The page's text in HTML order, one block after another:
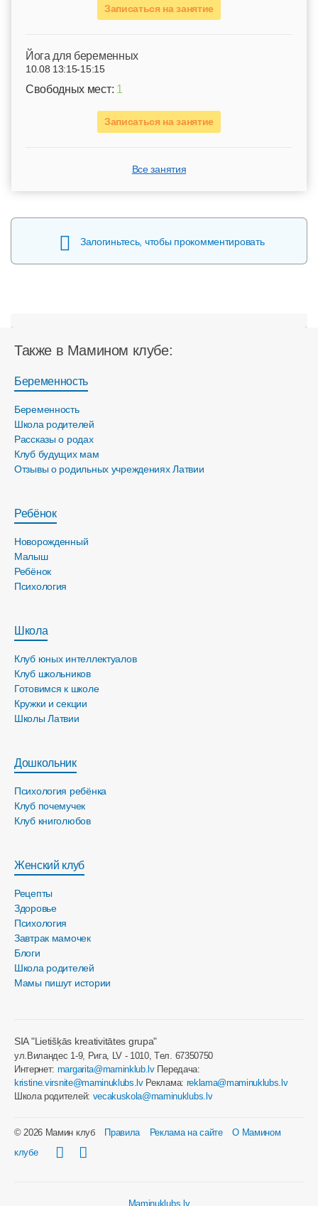
Записаться на занятие
Йога для беременных
10.08 13:15-15:15
Свободных мест: 1
Записаться на занятие
Все занятия
Залогиньтесь, чтобы прокомментировать
Также в Мамином клубе:
Беременность
Беременность
Школа родителей
Рассказы о родах
Клуб будущих мам
Отзывы о родильных учреждениях Латвии
Ребёнок
Новорожденный
Малыш
Ребёнок
Психология
Школа
Клуб юных интеллектуалов
Клуб школьников
Готовимся к школе
Кружки и секции
Школы Латвии
Дошкольник
Психология ребёнка
Клуб почемучек
Клуб книголюбов
Женский клуб
Рецепты
Здоровье
Психология
Завтрак мамочек
Блоги
Школа родителей
Мамы пишут истории
SIA "Lietišķās kreativitātes grupa"
ул.Виландес 1-9, Рига, LV - 1010, Tел. 67350750
Интернет: margarita@maminklub.lvПередача:
kristine.virsnite@maminuklubs.lvРеклама: reklama@maminuklubs.lv
Школа родителей: vecakuskola@maminuklubs.lv
© 2026 Мамин клуб Правила Реклама на сайте
О Мамином
клубе
Maminuklubs.lv